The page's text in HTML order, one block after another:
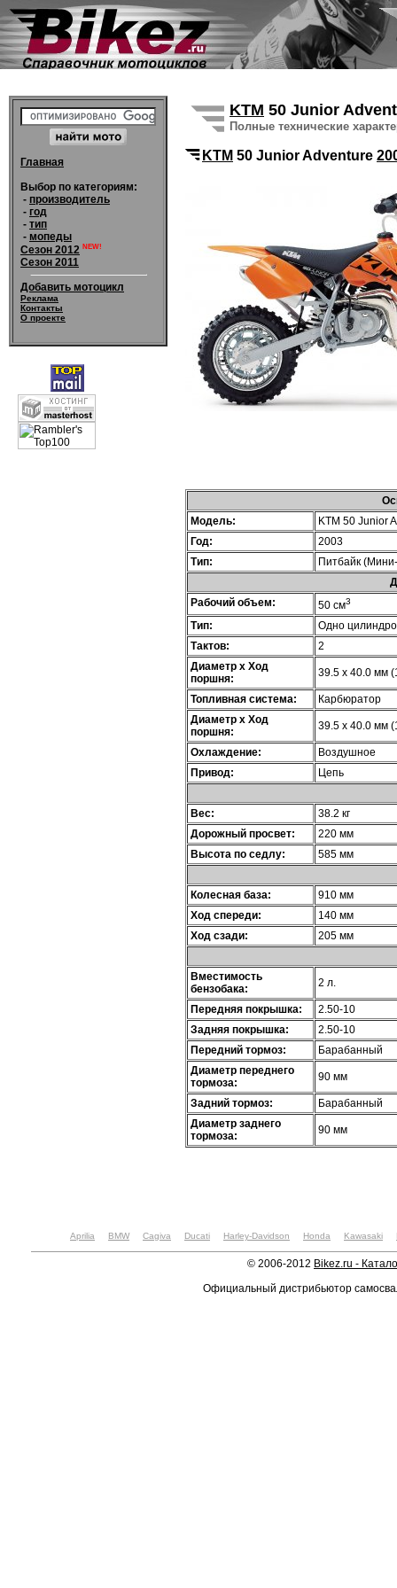
Главная
Выбор по категориям:
- производитель
- год
- тип
- мопеды
Сезон 2012 NEW!
Сезон 2011
Добавить мотоцикл
Реклама
Контакты
О проекте
KTM 50 Junior
Полные технические
KTM 50 Junior Adventure
Модель:
KTM 50 Junior
Год:
2003
Тип:
Питбайк
Рабочий объем:
50 см3
Тип:
Одно
Тактов:
2
Диаметр х Ход
поршня:
39.5 x 40.0 мм
Топливная система:
Карбюратор
Диаметр х Ход
поршня:
39.5 x 40.0 мм
Охлаждение:
Воздушное
Привод:
Цепь
Вес:
38.2 кг
Дорожный просвет:
220 мм
Высота по седлу:
585 мм
Колесная база:
910 мм
Ход спереди:
140 мм
Ход сзади:
205 мм
Вместимость
бензобака:
2 л.
Передняя покрышка:
2.50-10
Задняя покрышка:
2.50-10
Передний тормоз:
Барабанный
Диаметр переднего
тормоза:
90 мм
Задний тормоз:
Барабанный
Диаметр заднего
тормоза:
90 мм
Aprilia BMW Cagiva Ducati Harley-Davidson Honda Kawasaki
© 2006-2012 Bikez.ru -
Официальный дистрибьютор